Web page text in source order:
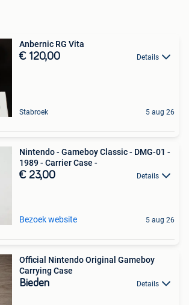
Anbernic RG Vita
€ 120,00 Details
Stabroek 5 aug 26
Nintendo - Gameboy Classic - DMG-01 -
1989 - Carrier Case -
€ 23,00 Details
Bezoek website 5 aug 26
Official Nintendo Original Gameboy
Carrying Case
Bieden Details